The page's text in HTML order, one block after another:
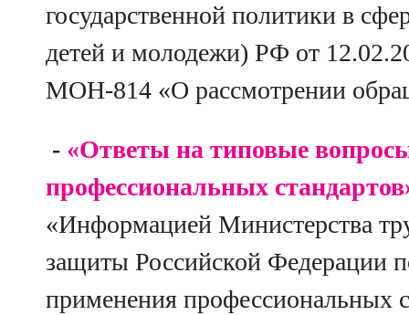
государственной политики в
детей и молодежи) РФ от
МОН-814 «О рассмотрении
- «Ответы на типовые
профессиональных
«Информацией Министерства
защиты Российской Федерации
применения